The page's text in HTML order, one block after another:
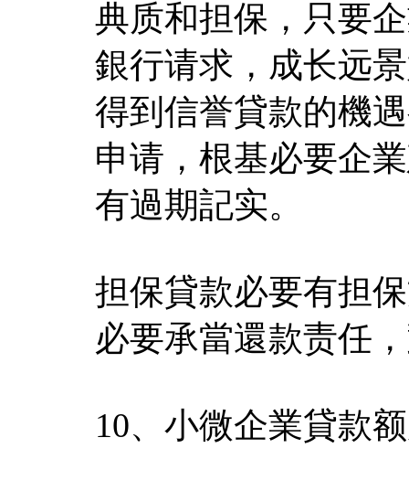
典质和担保，只要
銀行请求，成长远
得到信誉貸款的機
申请，根基必要企
有過期記实。
担保貸款必要有担
必要承當還款责任
10、小微企業貸款